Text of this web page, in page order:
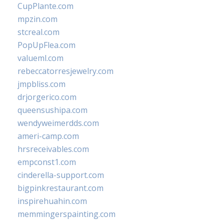
CupPlante.com
mpzin.com
stcreal.com
PopUpFlea.com
valueml.com
rebeccatorresjewelry.com
jmpbliss.com
drjorgerico.com
queensushipa.com
wendyweimerdds.com
ameri-camp.com
hrsreceivables.com
empconst1.com
cinderella-support.com
bigpinkrestaurant.com
inspirehuahin.com
memmingerspainting.com